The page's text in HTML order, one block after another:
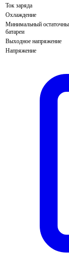
Ток заряда
Охлаждение
Минимальный
батареи
Выходное напряжение
Напряжение